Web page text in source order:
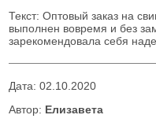
Текст: Оптовый заказ на
выполнен вовремя и без
зарекомендовала себя
Дата:02.10.2020
Автор: Елизавета